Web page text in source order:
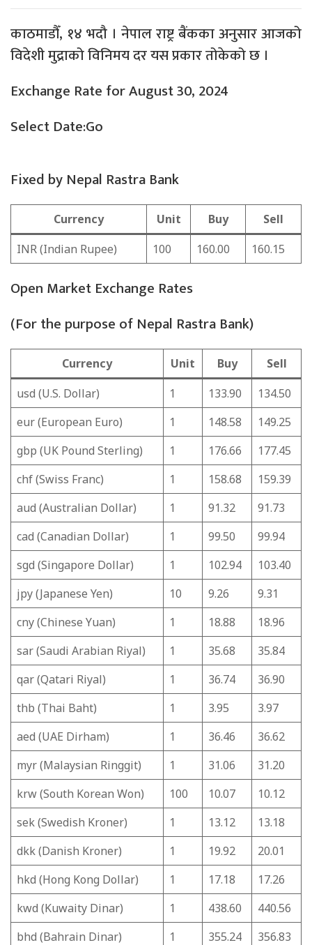
काठमाडौँ, १४ भदौ । नेपाल राष्ट्र बैंकका अनुसार आजको
विदेशी मुद्राको विनिमय दर यस प्रकार तोकेको छ ।
Exchange Rate for August 30, 2024
Select Date:Go
Fixed by Nepal Rastra Bank
Currency Unit Buy
Sell
INR (Indian Rupee)
100 160.00 160.15
Open Market Exchange Rates
(For the purpose of Nepal Rastra Bank)
Currency Unit Buy
Sell
usd (U.S. Dollar)
1 133.90
134.50
eur (European Euro)
1 148.58
149.25
gbp (UK Pound Sterling)
1 176.66
177.45
chf (Swiss Franc)
1 158.68
159.39
aud (Australian Dollar)
1 91.32
91.73
cad (Canadian Dollar)
1 99.50
99.94
sgd (Singapore Dollar)
1 102.94
103.40
jpy (Japanese Yen)
10 9.26
9.31
cny (Chinese Yuan)
1 18.88
18.96
sar (Saudi Arabian Riyal)
1 35.68
35.84
qar (Qatari Riyal)
1 36.74
36.90
thb (Thai Baht)
1 3.95
3.97
aed (UAE Dirham)
1 36.46
36.62
myr (Malaysian Ringgit)
1 31.06
31.20
krw (South Korean Won)
100 10.07
10.12
sek (Swedish Kroner)
1 13.12
13.18
dkk (Danish Kroner)
1 19.92
20.01
hkd (Hong Kong Dollar)
1 17.18
17.26
kwd (Kuwaity Dinar)
1 438.60
440.56
bhd (Bahrain Dinar)
1 355.24 356.83